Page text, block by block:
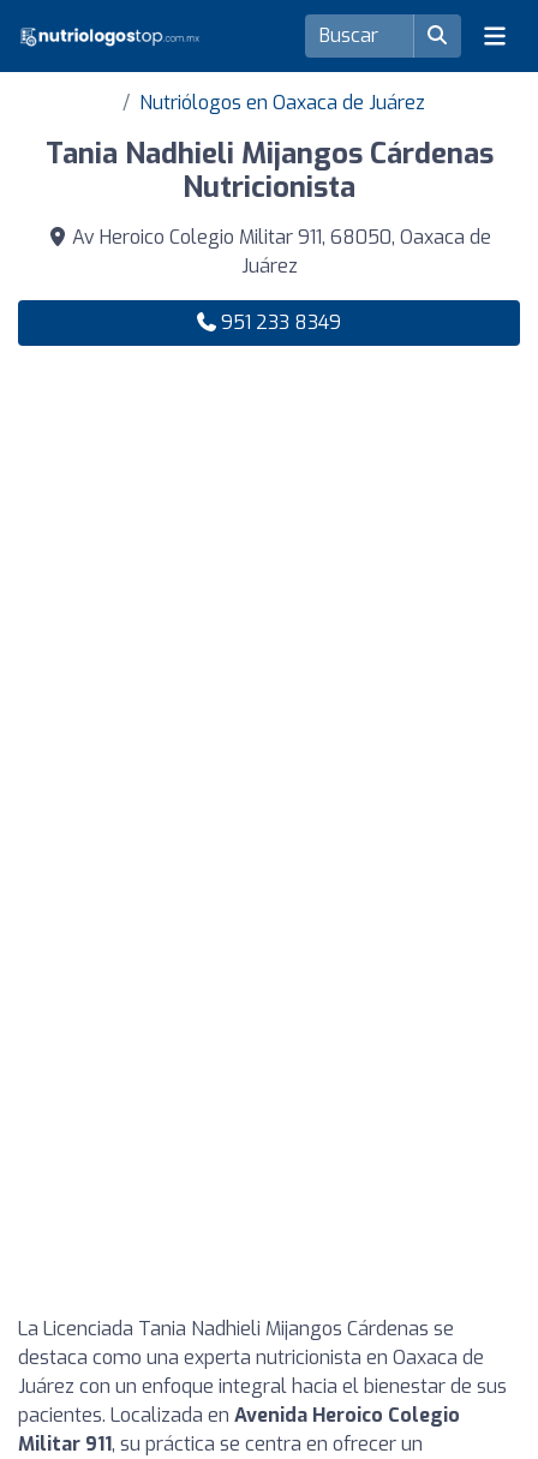
Nutriólogos en Oaxaca de Juárez
Tania Nadhieli Mijangos Cárdenas
Nutricionista
Av Heroico Colegio Militar 911, 68050, Oaxaca de
Juárez
951 233 8349
La Licenciada Tania Nadhieli Mijangos Cárdenas se
destaca como una experta nutricionista en Oaxaca de
Juárez con un enfoque integral hacia el bienestar de sus
pacientes. Localizada en Avenida Heroico Colegio
Militar 911, su práctica se centra en ofrecer un